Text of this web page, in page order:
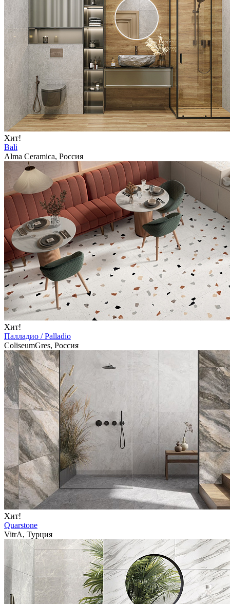
Хит!
Bali
Alma Ceramica, Россия
Хит!
Палладио / Palladio
ColiseumGres, Россия
Хит!
Quarstone
VitrA, Турция